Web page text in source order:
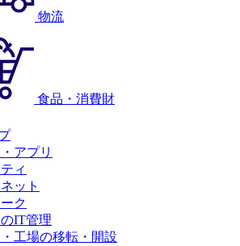
物流
食品・消費財
アプリ
ィ
ット
ク
IT管理
工場の移転・開設